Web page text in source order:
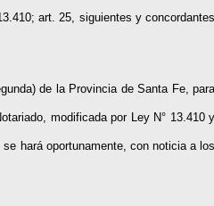
art. 25, siguientes y concordantes
de la Provincia de Santa Fe,
modificada por Ley N° 13.410 y
hará oportunamente, con noticia a los